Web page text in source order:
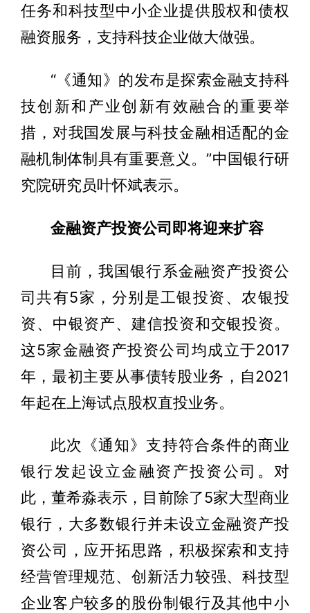
任务和科技型中小企业提供股权和债权
融资服务，支持科技企业做大做强。
“《通知》的发布是探索金融支持科
技创新和产业创新有效融合的重要举
措，对我国发展与科技金融相适配的金
融机制体制具有重要意义。”中国银行研
究院研究员叶怀斌表示。
金融资产投资公司即将迎来扩容
目前，我国银行系金融资产投资公
司共有5家，分别是工银投资、农银投
资、中银资产、建信投资和交银投资。
这5家金融资产投资公司均成立于2017
年，最初主要从事债转股业务，自2021
年起在上海试点股权直投业务。
此次《通知》支持符合条件的商业
银行发起设立金融资产投资公司。对
此，董希淼表示，目前除了5家大型商业
银行，大多数银行并未设立金融资产投
资公司，应开拓思路，积极探索和支持
经营管理规范、创新活力较强、科技型
企业客户较多的股份制银行及其他中小